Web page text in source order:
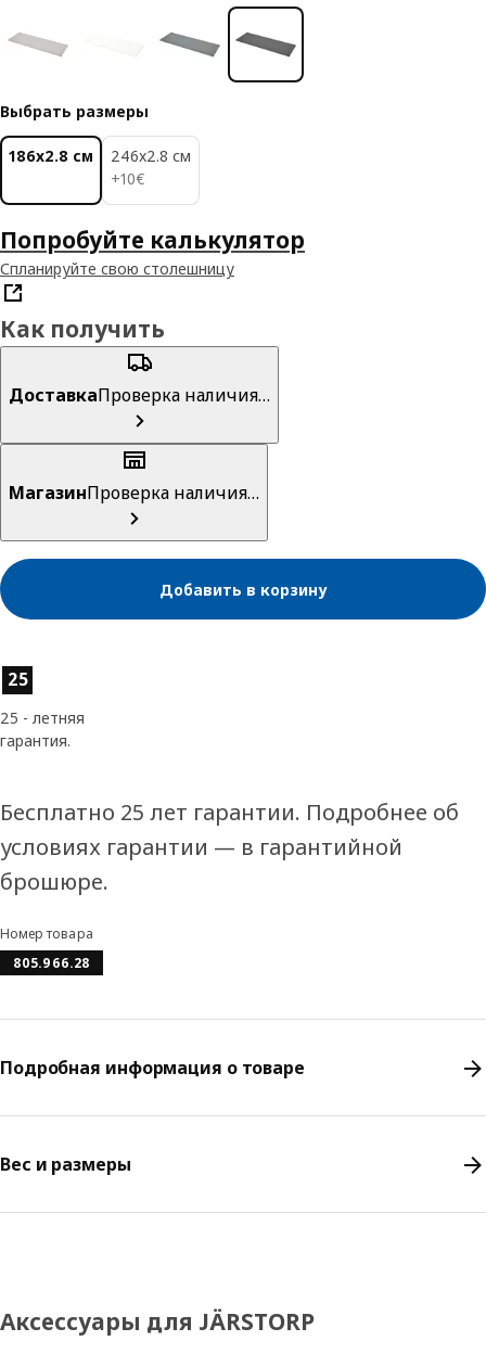
Выбрать размеры
186x2.8 см
246x2.8 см
+10€
10€
Попробуйте калькулятор
Спланируйте свою столешницу
Как получить
ДоставкаПроверка наличия…
МагазинПроверка наличия…
Добавить в корзину
Характеристики товара
25
25 - летняя
гарантия.
Бесплатно 25 лет гарантии. Подробнее об
условиях гарантии — в гарантийной
брошюре.
Номер товара
805.966.28
Подробная информация о товаре
Вес и размеры
Аксессуары для JÄRSTORP